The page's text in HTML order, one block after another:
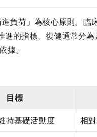
負荷」為核心原則。
進的指標。復健通常分
據。
目標
持基礎活動度 相